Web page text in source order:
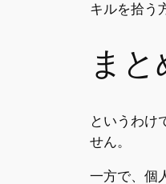
キルを拾う
まと
というわけ
せん。
一方で、個